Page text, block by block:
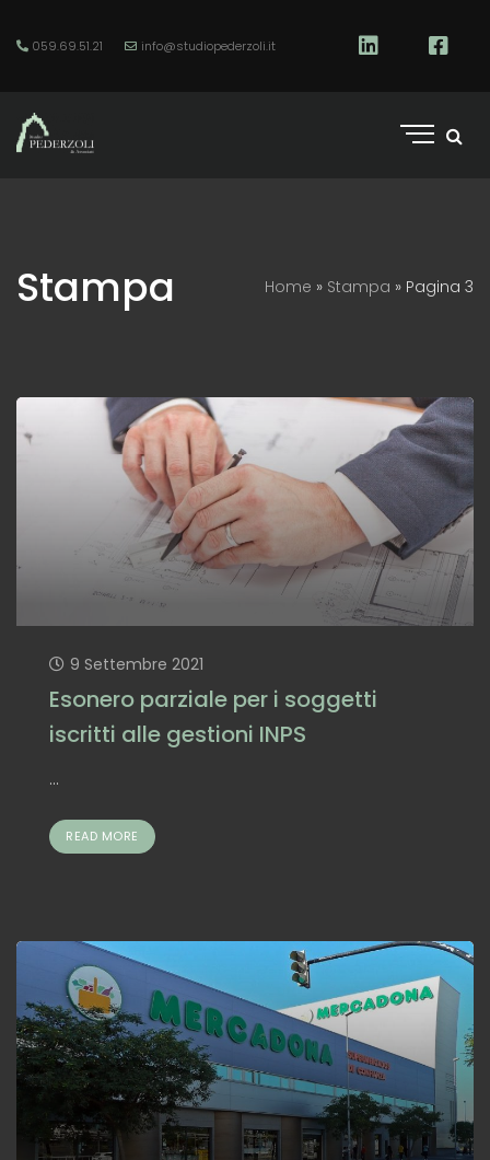
059.69.51.21 info@studiopederzoli.it
Stampa Home » Stampa » Pagina 3
9 Settembre 2021
Esonero parziale per i soggetti
iscritti alle gestioni INPS
...
READ MORE